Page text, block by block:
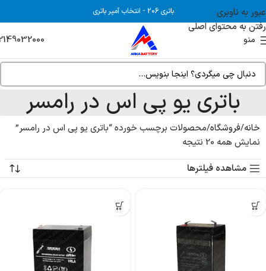
عبور به ناوبری
رفتن به محتوای اصلی
باتری 206 - انتخاب آمپر باتری
منو
باتری یو پی اس در رامسر
خانه فروشگاه محصولات برچسب خورده “باتری یو پی اس در رامسر”
نمایش همه 20 نتیجه
مشاهده فیلترها